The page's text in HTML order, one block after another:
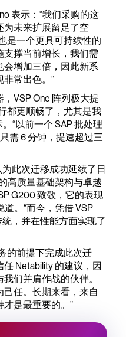
表示：“我们采购的这
为未来扩展留足了空
是一个更具可持续性的
撑当前增长，我们需
增加三倍，因此新系
常出色。”
VSP One 阵列极大提
都更顺畅了，尤其是我
“以前一个 SAP 批处理
需 6 分钟，提速超过三
此次迁移成功延续了日
高质量基础架构与卓越
G200 致敬，它的表现
道。“而今，凭借 VSP
，并在性能方面实现了
的前提下完成此次迁
Netability 的建议，因
们并肩作战的伙伴。
任。长期来看，来自
是最重要的。”